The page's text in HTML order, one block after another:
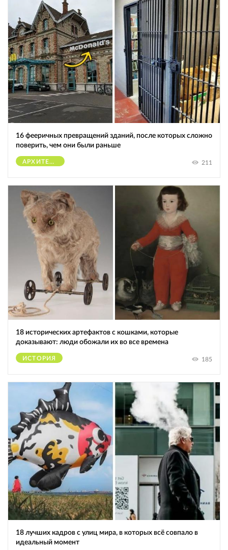
16 фееричных превращений зданий, после которых сложно
поверить, чем они были раньше
АРХИТЕКТУРА 211
18 исторических артефактов с кошками, которые
доказывают: люди обожали их во все времена
ИСТОРИЯ 185
18 лучших кадров с улиц мира, в которых всё совпало в
идеальный момент